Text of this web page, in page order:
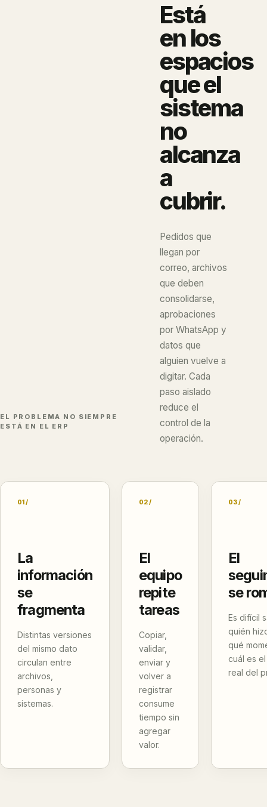
EL PROBLEMA NO SIEMPRE
ESTÁ EN EL ERP
Está
en los
espacios
que el
sistema
no
alcanza
a
cubrir.
Pedidos que
llegan por
correo, archivos
que deben
consolidarse,
aprobaciones
por WhatsApp y
datos que
alguien vuelve a
digitar. Cada
paso aislado
reduce el
control de la
operación.
01 /
La
información
se
fragmenta
Distintas versiones
del mismo dato
circulan entre
archivos,
personas y
sistemas.
02 /
El
equipo
repite
tareas
Copiar,
validar,
enviar y
volver a
registrar
consume
tiempo sin
agregar
valor.
03 /
El
se
Es difícil
quién
qué
cuál es
real del